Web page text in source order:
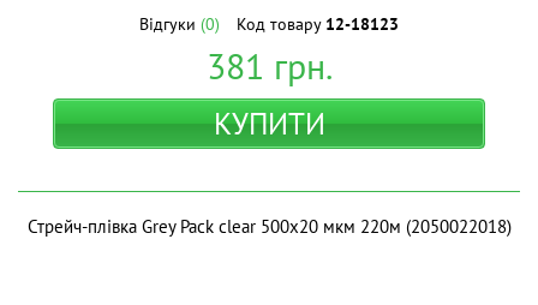
Відгуки (0) Код товару 12-18123
381 грн.
КУПИТИ
Стрейч-плівка Grey Pack clear 500х20 мкм 220м (2050022018)